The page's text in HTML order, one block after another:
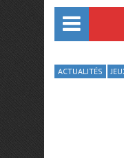
ACTUALITÉS